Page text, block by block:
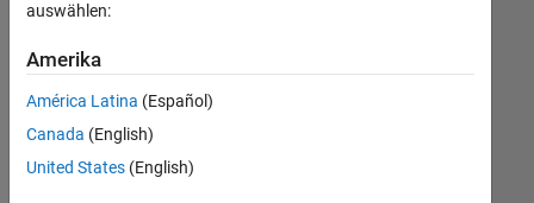
Marketing Services
Human Resources
Derzeit
es
keine
offenen
Stellen,
auswählen:
Amerika
América Latina (Español)
Canada (English)
United States (English)